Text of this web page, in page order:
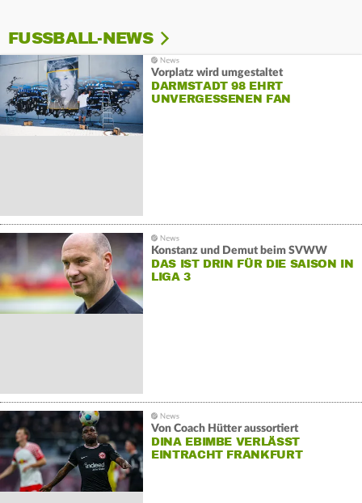
FUSSBALL-NEWS
Vorplatz wird umgestaltet
DARMSTADT 98 EHRT
UNVERGESSENEN FAN
Konstanz und Demut beim SVWW
DAS IST DRIN FÜR DIE SAISON IN
LIGA 3
Von Coach Hütter aussortiert
DINA EBIMBE VERLÄSST
EINTRACHT FRANKFURT